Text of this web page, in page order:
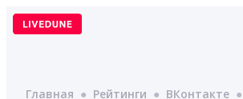
Перейти
Главная ● Рейтинги ● ВКонтакте ●